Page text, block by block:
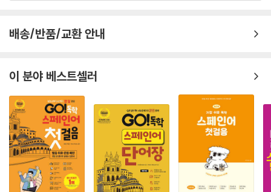
배송/반품/교환 안내
이 분야 베스트셀러